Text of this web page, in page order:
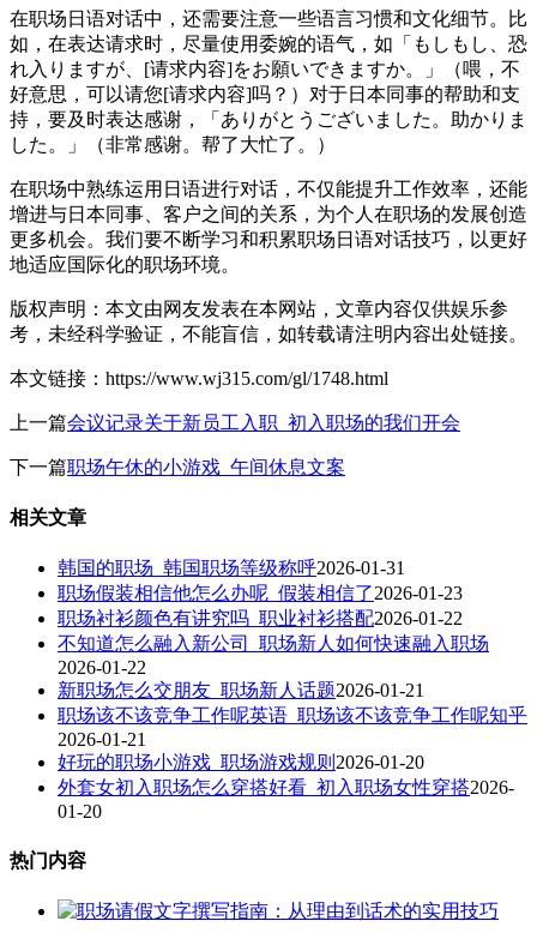
在职场日语对话中，还需要注意一些语言习惯和文化细节。比
如，在表达请求时，尽量使用委婉的语气，如「もしもし、恐
れ入りますが、[请求内容]をお願いできますか。」（喂，不
好意思，可以请您[请求内容]吗？）对于日本同事的帮助和支
持，要及时表达感谢，「ありがとうございました。助かりま
した。」（非常感谢。帮了大忙了。）
在职场中熟练运用日语进行对话，不仅能提升工作效率，还能
增进与日本同事、客户之间的关系，为个人在职场的发展创造
更多机会。我们要不断学习和积累职场日语对话技巧，以更好
地适应国际化的职场环境。
版权声明：本文由网友发表在本网站，文章内容仅供娱乐参
考，未经科学验证，不能盲信，如转载请注明内容出处链接。
本文链接：https://www.wj315.com/gl/1748.html
上一篇会议记录关于新员工入职_初入职场的我们开会
下一篇职场午休的小游戏_午间休息文案
相关文章
韩国的职场_韩国职场等级称呼2026-01-31
职场假装相信他怎么办呢_假装相信了2026-01-23
职场衬衫颜色有讲究吗_职业衬衫搭配2026-01-22
不知道怎么融入新公司_职场新人如何快速融入职场
2026-01-22
新职场怎么交朋友_职场新人话题2026-01-21
职场该不该竞争工作呢英语_职场该不该竞争工作呢知乎
2026-01-21
好玩的职场小游戏_职场游戏规则 2026-01-20
外套女初入职场怎么穿搭好看_初入职场女性穿搭2026-
01-20
热门内容